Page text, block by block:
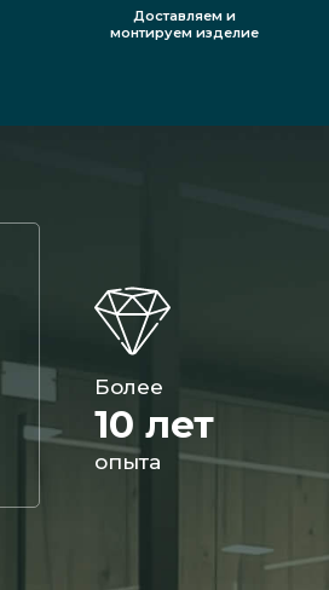
Доставляем и
монтируем изделие
Более
10 лет
опыта